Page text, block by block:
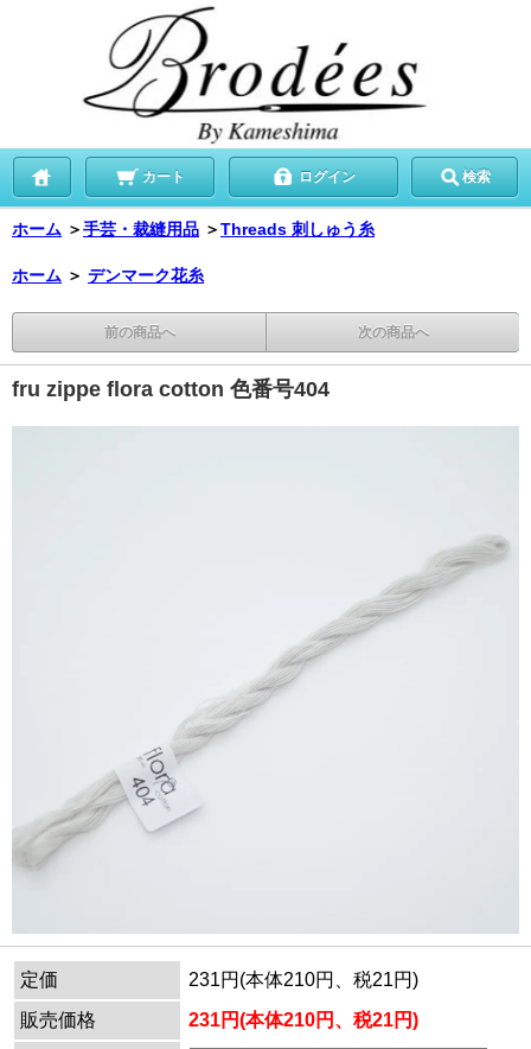
カート ログイン 検索
ホーム ＞手芸・裁縫用品 ＞Threads 刺しゅう糸
ホーム ＞ デンマーク花糸
前の商品へ 次の商品へ
fru zippe flora cotton 色番号404
定価
231円(本体210円、税21円)
販売価格
231円(本体210円、税21円)